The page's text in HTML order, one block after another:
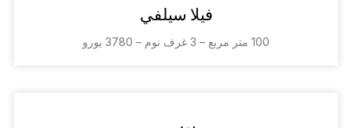
فيلا سيلفي
100 متر مربع – 3 غرف نوم – 3780 يورو